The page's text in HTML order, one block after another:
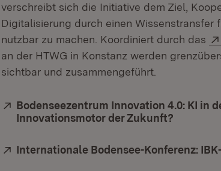
verschreibt sich die Initiative dem Ziel,
Digitalisierung durch einen Wissenstransfer
nutzbar zu machen. Koordiniert durch das
an der HTWG in Konstanz werden
sichtbar und zusammengeführt.
Extern:
Bodenseezentrum Innovation 4.0: KI in
Innovationsmotor der Zukunft?
Extern:
Internationale Bodensee-Konferenz: